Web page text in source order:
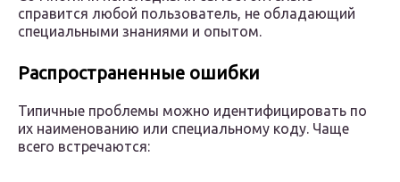
справится любой пользователь, не обладающий
специальными знаниями и опытом.
Распространенные ошибки
Типичные проблемы можно идентифицировать по
их наименованию или специальному коду. Чаще
всего встречаются: